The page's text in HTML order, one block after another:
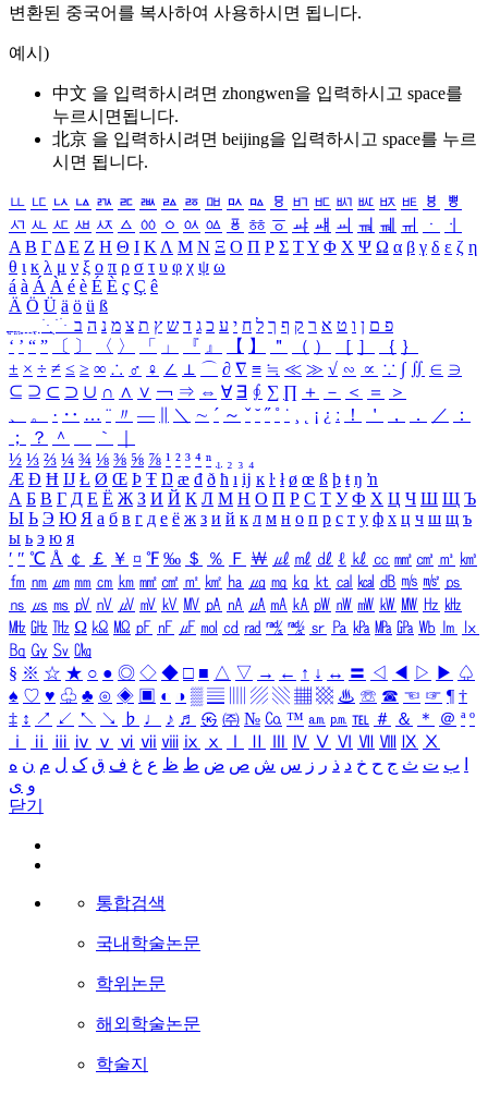
변환된 중국어를 복사하여 사용하시면 됩니다.
예시)
中文 을 입력하시려면 zhongwen을 입력하시고 space를
누르시면됩니다.
北京 을 입력하시려면 beijing을 입력하시고 space를 누르
시면 됩니다.
ㅥ ㅦ ㅧ ㅨ ㅩ ㅪ ㅫ ㅬ ㅭ ㅮ ㅯ ㅰ ㅱ ㅲ ㅳ ㅴ ㅵ ㅶ ㅷ ㅸ
ㅹ
ㅺ ㅻ ㅼ ㅽ ㅾ ㅿ ㆀ ㆁ ㆂ ㆃ ㆄ ㆅ ㆆ ㆇ ㆈ ㆉ ㆊ ㆋ ㆌ ㆍ
ㆎ
Α Β ΓΔ Ε Ζ Η Θ Ι ΚΛ Μ Ν Ξ Ο Π Ρ Σ ΤΥ Φ Χ Ψ Ω α β γ δ ε ζ η
θ ι κ λ μ ν ξ ο π ρ σ τ υ φ χ ψ ω
á à Á À é è É È ç Ç ê
Ä Ö Ü ä ö ü ß
ִֶֹ ֻּ ׁׂ פ ם ן ו ט א ר ק ף ך ל ח י ע כ ג ד ש ץ ת צ מ נ ה ב
‘ ’ “ ” 〔 〕 〈 〉 「 」 『 』 【 】 ＂ （ ） ［ ］ ｛ ｝
± × ÷ ≠ ≤ ≥ ∞ ∴ ♂ ♀ ∠ ⊥ ⌒ ∂ ∇ ≡ ≒ ≪ ≫ √ ∽ ∝ ∵ ∫ ∬ ∈ ∋
⊆ ⊇ ⊂ ⊃ ∪ ∩ ∧ ∨ ￢ ⇒ ⇔ ∀ ∃ ∮ ∑ ∏ ＋ － ＜ ＝
＞
、
。 · ‥ … ¨ 〃 ― ＼ ∼ ´ ～ ˇ ˘ ˝ ˚ ˙ ¸ ¡ ¿ ː ！ ＇ ， ． ／
：
；
？ ＾ ｀
½ ⅓ ⅔ ¼ ¾ ⅛ ⅜ ⅝ ⅞ ¹ ² ³ ⁴ ⁿ ₁ ₂ ₃ ₄
Æ Ð Ħ Ĳ Ł Ø Œ Þ Ŧ Ŋ æ đ ð ħ ı ĳ ĸ ŀ ł ø œ ß þ ŧ ŋ ŉ
А Б В Г Д Е Ё Ж З И Й К Л М Н О П Р С Т У Ф Х Ц Ч Ш Щ Ъ
Ы Ь Э Ю Я а б в г д е ё ж з и й к л м н о п р с т у ф х ц ч ш щ ъ
ы ь э ю я
′ ″ ℃ Å ￠ ￡ ￥ ¤ ℉ ‰ ＄ ％ Ｆ ￦ ㎕ ㎖ ㎗ ℓ ㎘ ㏄ ㎣ ㎤ ㎥ ㎦
㎙ ㎚ ㎛ ㎜ ㎝ ㎞ ㎟ ㎠ ㎡ ㎢ ㏊ ㎍ ㎎ ㎏ ㏏ ㎈ ㎉ ㏈ ㎧ ㎨ ㎰
㎱ ㎲ ㎳ ㎴ ㎵ ㎶ ㎷ ㎸ ㎹ ㎀ ㎁ ㎂ ㎃ ㎄ ㎺ ㎻ ㎽ ㎾ ㎿ ㎐ ㎑
㎒ ㎓ ㎔ Ω ㏀ ㏁ ㎊ ㎋ ㎌ ㏖ ㏅ ㎭ ㎮ ㎯ ㏛ ㎩ ㎪ ㎫ ㎬ ㏝ ㏐
㏓
㏃ ㏉ ㏜ ㏆
§ ※ ☆ ★ ○ ● ◎ ◇ ◆ □ ■ △ ▽ → ← ↑ ↓ ↔ 〓 ◁ ◀ ▷ ▶ ♤
♠ ♡ ♥ ♧ ♣ ⊙ ◈ ▣ ◐ ◑ ▒ ▤ ▨ ▧ ▦ ▩ ♨ ☏ ☎ ☜ ☞ ¶ †
‡ ↕ ↗ ↙ ↖ ↘ ♭ ♩ ♪ ♬ ㉿ ㈜ № ㏇ ™ ㏂ ㏘ ℡ ＃ ＆ ＊ ＠ ª º
ⅰ
ⅱ ⅲ ⅳ ⅴ ⅵ ⅶ ⅷ ⅸ ⅹ Ⅳ Ⅴ Ⅵ Ⅶ Ⅷ Ⅸ Ⅹ
ب ت ث ج ح خ د ذ ر ز س ش ص ض ط ظ ع غ ف ق ک ل م ن ه
و ی
닫기
통합검색
국내학술논문
학위논문
해외학술논문
학술지